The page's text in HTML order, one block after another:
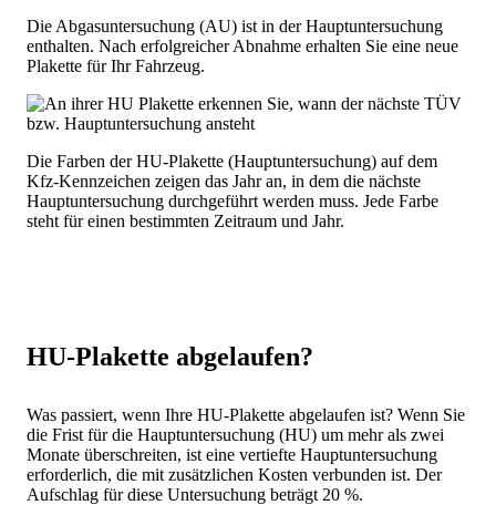
Die Abgasuntersuchung (AU) ist in der Hauptuntersuchung
enthalten. Nach erfolgreicher Abnahme erhalten Sie eine neue
Plakette für Ihr Fahrzeug.
Die Farben der HU-Plakette (Hauptuntersuchung) auf dem
Kfz-Kennzeichen zeigen das Jahr an, in dem die nächste
Hauptuntersuchung durchgeführt werden muss. Jede Farbe
steht für einen bestimmten Zeitraum und Jahr.
HU-Plakette abgelaufen?
Was passiert, wenn Ihre HU-Plakette abgelaufen ist? Wenn Sie
die Frist für die Hauptuntersuchung (HU) um mehr als zwei
Monate überschreiten, ist eine vertiefte Hauptuntersuchung
erforderlich, die mit zusätzlichen Kosten verbunden ist. Der
Aufschlag für diese Untersuchung beträgt 20 %.